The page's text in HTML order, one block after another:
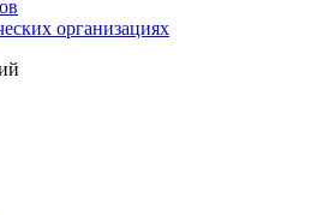
организациях